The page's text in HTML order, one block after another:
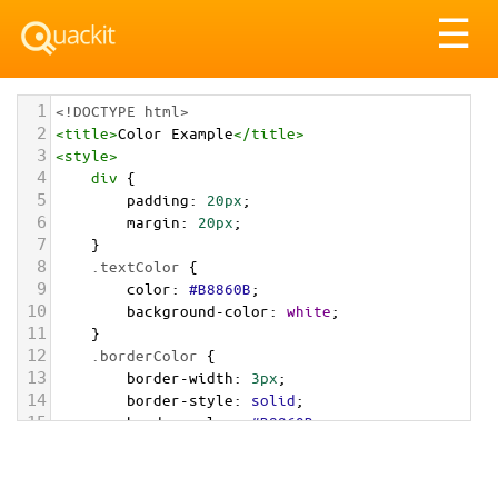
☰
1 <!DOCTYPE html>
2 <title>Color Example</title>
3 <style>
4 div {
5 padding: 20px;
6 margin: 20px;
7 }
8 .textColor {
9 color: #B8860B;
10 background-color: white;
11 }
12 .borderColor {
13 border-width: 3px;
14 border-style: solid;
15 border-color: #B8860B;